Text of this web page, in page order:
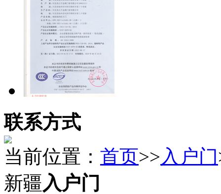
联系方式
当前位置： 首页>>入户门
新疆入户门